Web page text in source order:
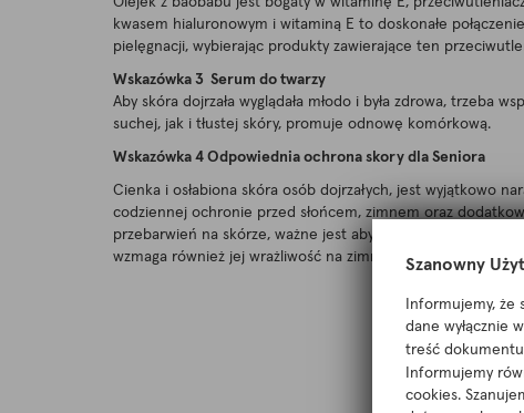
Szanowny
Informujemy, że
dane wyłącznie
treść
Informujemy
cookies.
kwasem hialuronowym i witaminą E to doskonałe
pielęgnacji, wybierając produkty zawierające ten
Wskazówka 3 Serum do twarzy
Aby skóra dojrzała wyglądała młodo i była zdrowa,
suchej, jak i tłustej skóry, promuje odnowę komórkową.
Wskazówka 4 Odpowiednia ochrona skory dla Seniora
Cienka i osłabiona skóra osób dojrzałych, jest wyjątkowo
codziennej ochronie przed słońcem, zimnem oraz
przebarwień na skórze, ważne jest aby osoby starsze
wzmaga również jej wrażliwość na zimno i wiatr, dlatego